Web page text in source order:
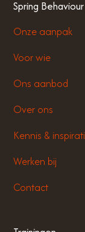
Spring Behaviour
Onze aanpak
Voor wie
Ons aanbod
Over ons
Kennis &
Werken bij
Contact